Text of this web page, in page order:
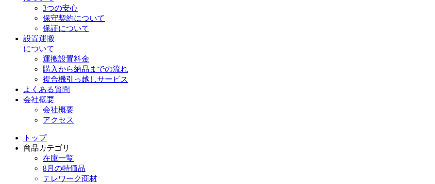
3つの安心
保守契約について
保証について
設置運搬
について
運搬設置料金
購入から納品までの流れ
複合機引っ越しサービス
よくある質問
会社概要
会社概要
アクセス
トップ
商品カテゴリ
在庫一覧
8月の特価品
テレワーク商材